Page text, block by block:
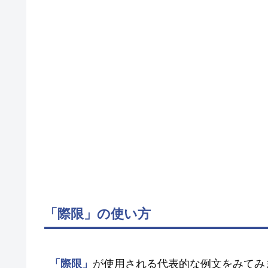
「際限」の使い方
「際限」 が使用される代表的な例文をみてみ